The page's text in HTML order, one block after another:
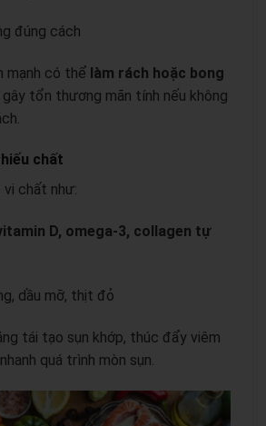
đúng cách
mạnh có thể làm rách hoặc bong
tổn thương mãn tính nếu không
chất
vi chất như:
D, omega-3, collagen tự
dầu mỡ, thịt đỏ
tái tạo sụn khớp, thúc đẩy viêm
quá trình mòn sụn.